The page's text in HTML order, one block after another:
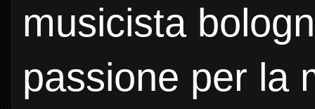
musicista
passione per la